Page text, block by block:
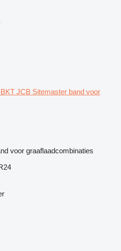
BKT JCB Sitemaster band voor
voor graaflaadcombinaties